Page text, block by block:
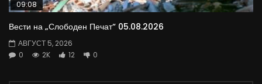
09:08
Вести на „Слободен Печат“ 05.08.2026
АВГУСТ 5, 2026
0
2K 12 0